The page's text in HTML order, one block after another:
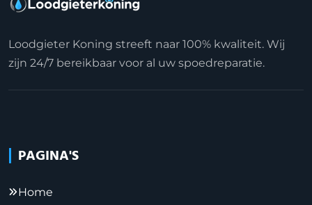
Loodgieter Koning streeft naar 100% kwaliteit. Wij
zijn 24/7 bereikbaar voor al uw spoedreparatie.
PAGINA'S
Home